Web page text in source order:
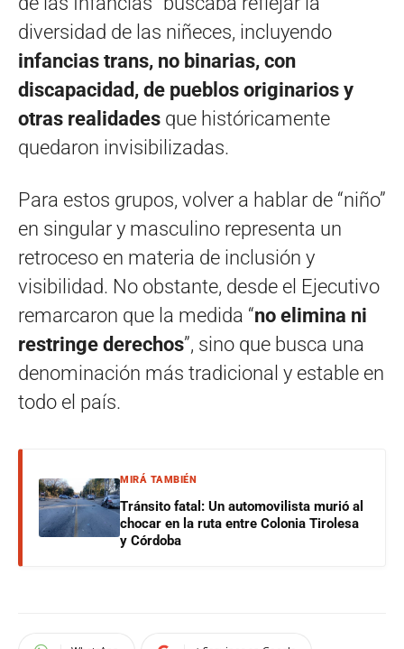
diversidad de las niñeces, incluyendo
infancias trans, no binarias, con
discapacidad, de pueblos originarios y
otras realidades que históricamente
quedaron invisibilizadas.
Para estos grupos, volver a hablar de “niño”
en singular y masculino representa un
retroceso en materia de inclusión y
visibilidad. No obstante, desde el Ejecutivo
remarcaron que la medida “no elimina ni
restringe derechos”, sino que busca una
denominación más tradicional y estable en
todo el país.
MIRÁ TAMBIÉN
Tránsito fatal: Un automovilista murió al
chocar en la ruta entre Colonia Tirolesa
y Córdoba